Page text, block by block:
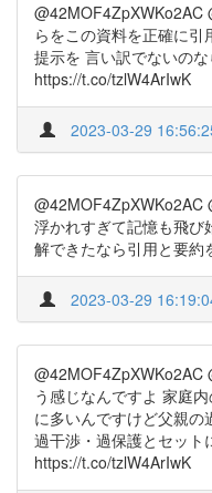
@42MOF4ZpXWKo2AC
らをこの資料を正確に
提示を 言い訳でないの
https://t.co/tzlW4ArIwK
2023-03-29
@42MOF4ZpXWKo2AC
浮かれすぎて記憶も飛び
解できたなら引用と要
2023-03-29
@42MOF4ZpXWKo2AC
う感じなんですよ 家庭
に多いんですけど父親
過干渉・過保護とセット
https://t.co/tzlW4ArIwK